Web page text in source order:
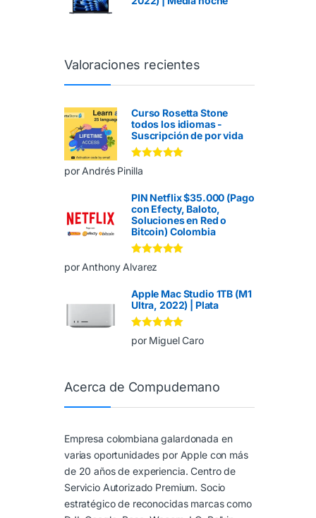
Valoraciones recientes
Curso Rosetta Stone
todos los idiomas -
Suscripción de por vida
Valorado en
de 5
por Andrés Pinilla
PIN Netflix $35.000 (Pago
con Efecty, Baloto,
Soluciones en Red o
Bitcoin) Colombia
Valorado en
de 5
por Anthony Alvarez
Apple Mac Studio 1TB (M1
Ultra, 2022) | Plata
Valorado en 5
de 5
por Miguel Caro
Acerca de Compudemano
Empresa colombiana galardonada en
varias oportunidades por Apple con más
de 20 años de experiencia. Centro de
Servicio Autorizado Premium. Socio
estratégico de reconocidas marcas como